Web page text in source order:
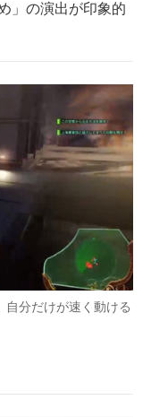
」の演出が印象的
自分だけが速く動ける